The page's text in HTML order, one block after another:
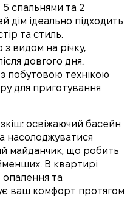
5 спальнями та 2
дім ідеально підходить
та стиль.
видом на річку,
довгого дня.
побутовою технікою
для приготування
освіжаючий басейн
насолоджуватися
майданчик, що робить
В квартирі
та
ваш комфорт протягом